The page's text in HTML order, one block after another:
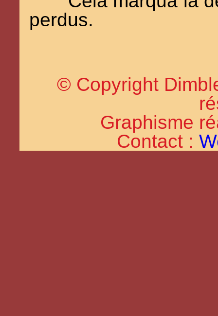
perdus.
© Copyright
Graphisme
Contact :